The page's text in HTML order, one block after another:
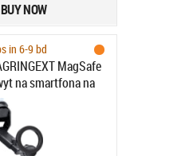
BUY NOW
in 6-9 bd
MagSafe
na smartfona na
i szybę,
MagSafe - czarny